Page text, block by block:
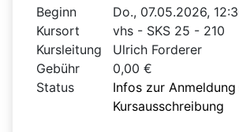
Beginn
Do., 07.05.2026,
Kursort
vhs - SKS 25 - 210
Kursleitung
Ulrich Forderer
Gebühr
0,00 €
Status
Infos zur Anmeldung
Kursausschreibung